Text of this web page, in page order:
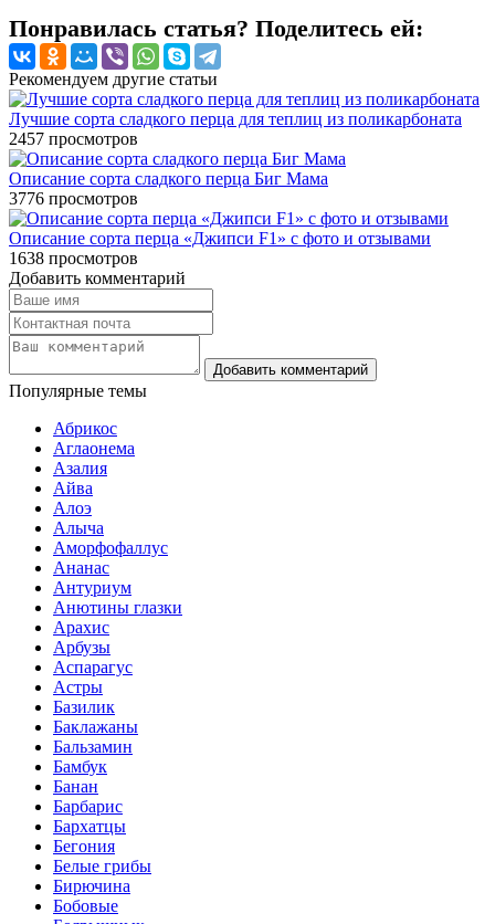
Понравилась статья? Поделитесь ей:
Рекомендуем другие статьи
Лучшие сорта сладкого перца для теплиц из поликарбоната
2457 просмотров
Описание сорта сладкого перца Биг Мама
3776 просмотров
Описание сорта перца «Джипси F1» с фото и отзывами
1638 просмотров
Добавить комментарий
Популярные темы
Абрикос
Аглаонема
Азалия
Айва
Алоэ
Алыча
Аморфофаллус
Ананас
Антуриум
Анютины глазки
Арахис
Арбузы
Аспарагус
Астры
Базилик
Баклажаны
Бальзамин
Бамбук
Банан
Барбарис
Бархатцы
Бегония
Белые грибы
Бирючина
Бобовые